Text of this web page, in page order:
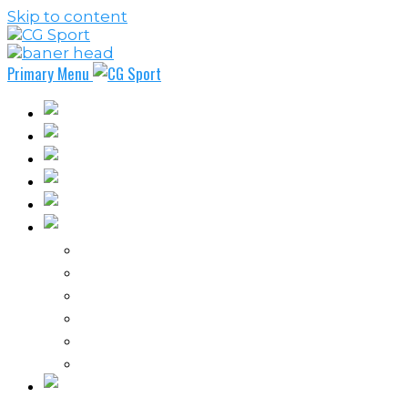
Skip to content
Primary Menu